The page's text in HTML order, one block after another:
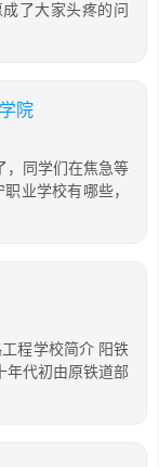
了大家头疼的问
院
，同学们在焦急等
业学校有哪些，
程学校简介 阳铁
年代初由原铁道部